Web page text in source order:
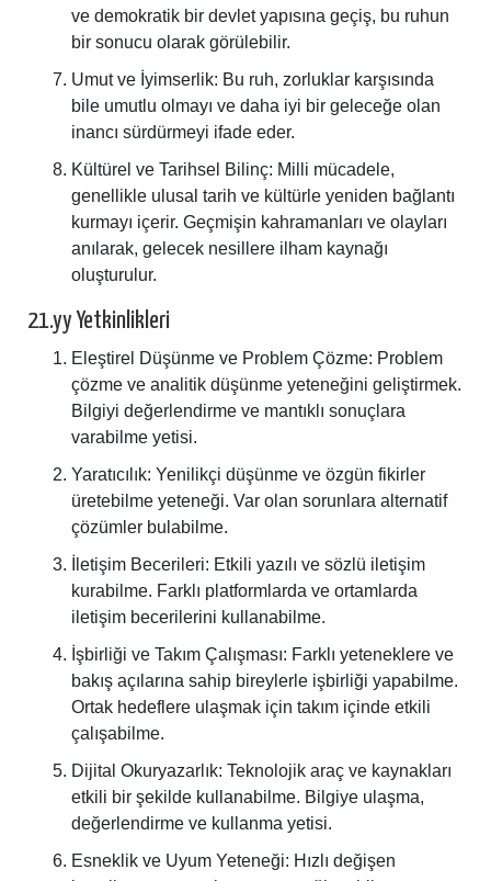
ve demokratik bir devlet yapısına geçiş, bu ruhun
bir sonucu olarak görülebilir.
Umut ve İyimserlik: Bu ruh, zorluklar karşısında
bile umutlu olmayı ve daha iyi bir geleceğe olan
inancı sürdürmeyi ifade eder.
Kültürel ve Tarihsel Bilinç: Milli mücadele,
genellikle ulusal tarih ve kültürle yeniden bağlantı
kurmayı içerir. Geçmişin kahramanları ve olayları
anılarak, gelecek nesillere ilham kaynağı
oluşturulur.
21.yy Yetkinlikleri
Eleştirel Düşünme ve Problem Çözme: Problem
çözme ve analitik düşünme yeteneğini geliştirmek.
Bilgiyi değerlendirme ve mantıklı sonuçlara
varabilme yetisi.
Yaratıcılık: Yenilikçi düşünme ve özgün fikirler
üretebilme yeteneği. Var olan sorunlara alternatif
çözümler bulabilme.
İletişim Becerileri: Etkili yazılı ve sözlü iletişim
kurabilme. Farklı platformlarda ve ortamlarda
iletişim becerilerini kullanabilme.
İşbirliği ve Takım Çalışması: Farklı yeteneklere ve
bakış açılarına sahip bireylerle işbirliği yapabilme.
Ortak hedeflere ulaşmak için takım içinde etkili
çalışabilme.
Dijital Okuryazarlık: Teknolojik araç ve kaynakları
etkili bir şekilde kullanabilme. Bilgiye ulaşma,
değerlendirme ve kullanma yetisi.
Esneklik ve Uyum Yeteneği: Hızlı değişen